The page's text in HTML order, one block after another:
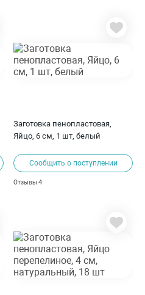
Заготовка пенопластовая,
Яйцо, 6 см, 1 шт, белый
Сообщить о поступлении
Отзывы4